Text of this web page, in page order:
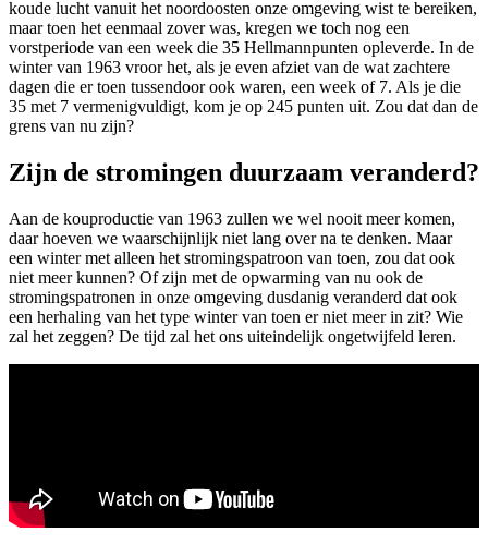
koude lucht vanuit het noordoosten onze omgeving wist te bereiken,
maar toen het eenmaal zover was, kregen we toch nog een
vorstperiode van een week die 35 Hellmannpunten opleverde. In de
winter van 1963 vroor het, als je even afziet van de wat zachtere
dagen die er toen tussendoor ook waren, een week of 7. Als je die
35 met 7 vermenigvuldigt, kom je op 245 punten uit. Zou dat dan de
grens van nu zijn?
Zijn de stromingen duurzaam veranderd?
Aan de kouproductie van 1963 zullen we wel nooit meer komen,
daar hoeven we waarschijnlijk niet lang over na te denken. Maar
een winter met alleen het stromingspatroon van toen, zou dat ook
niet meer kunnen? Of zijn met de opwarming van nu ook de
stromingspatronen in onze omgeving dusdanig veranderd dat ook
een herhaling van het type winter van toen er niet meer in zit? Wie
zal het zeggen? De tijd zal het ons uiteindelijk ongetwijfeld leren.